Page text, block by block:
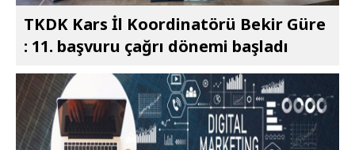
TKDK Kars İl Koordinatörü Bekir Güre
: 11. başvuru çağrı dönemi başladı